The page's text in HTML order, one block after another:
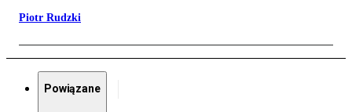
Piotr Rudzki
Powiązane